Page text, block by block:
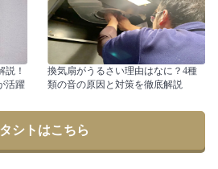
説！
活躍
換気扇がうるさい理由はなに？4種
類の音の原因と対策を徹底解説
シトはこちら